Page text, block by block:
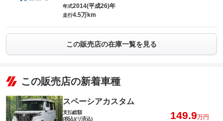
年式2014(平成26)年
走行4.5万km
この販売店の在庫一覧を見る
この販売店の新着車種
スペーシアカスタム
支払総額
(税込)(リ済込)
149.9万円